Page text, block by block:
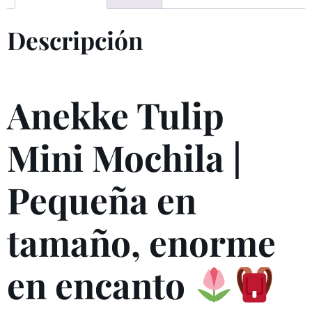
Descripción
Anekke Tulip
Mini Mochila |
Pequeña en
tamaño, enorme
en encanto